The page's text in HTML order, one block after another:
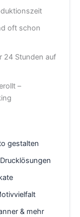
oft schon
24 Stunden auf
–
gestalten
& mehr